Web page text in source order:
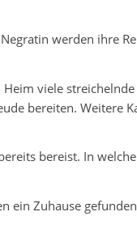
werden ihre
viele
bereiten. Weitere
bereist. In
ein Zuhause